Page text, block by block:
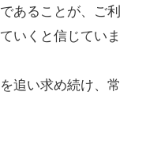
あることが、ご利
いくと信じていま
追い求め続け、常